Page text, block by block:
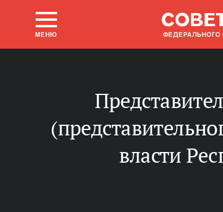
МЕНЮ
представитель от законодательного
власти